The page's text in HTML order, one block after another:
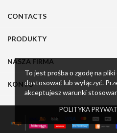
To jest prośba o zgodę na
dostosować lub wyłączyć.
akceptujesz warunki
POLITYKA
CONTACTS
PRODUKTY
NASZA FIRMA
KONTO